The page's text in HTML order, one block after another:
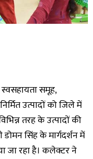
स्वसहायता समूह,
उत्पादों को जिले में
तरह के उत्पादों की
सिंह के मार्गदर्शन में
जा रहा है। कलेक्टर ने